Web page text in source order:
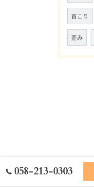
首こり
歪み
058-213-0303